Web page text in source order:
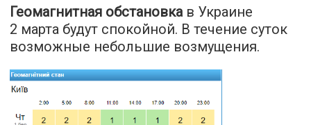
Геомагнитная обстановка в Украине
2 марта будут спокойной. В течение суток
возможные небольшие возмущения.